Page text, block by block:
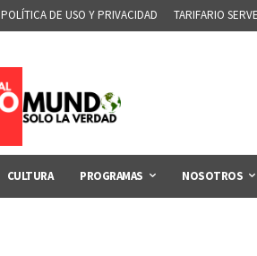
POLÍTICA DE USO Y PRIVACIDAD TARIFARIO
CULTURA PROGRAMAS NOSOTROS